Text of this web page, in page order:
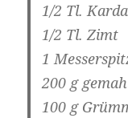
1/2 Tl.
1/2 Tl. Zimt
1
200 g
100 g